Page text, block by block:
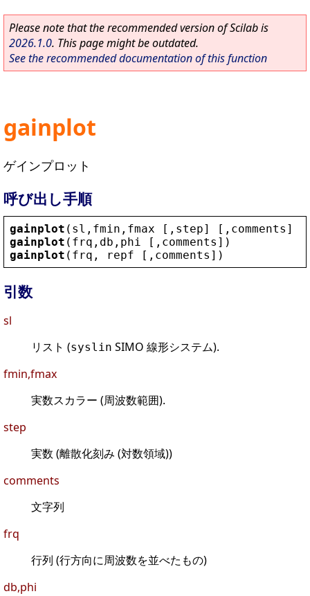
Please note that the recommended version of Scilab is
2026.1.0. This page might be outdated.
See the recommended documentation of this function
gainplot
ゲインプロット
呼び出し手順
gainplot ( sl , fmin , fmax [, step] [, comments ] )
gainplot ( frq , db , phi [, comments ])
gainplot ( frq , repf [, comments ])
引数
sl
リスト (syslin SIMO 線形システム).
fmin,fmax
実数スカラー (周波数範囲).
step
実数 (離散化刻み (対数領域))
comments
文字列
frq
行列 (行方向に周波数を並べたもの)
db,phi